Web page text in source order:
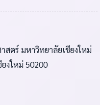
ตร์ มหาวิทยาลัยเชียงใหม่
งใหม่ 50200